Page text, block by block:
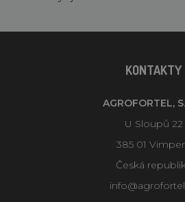
KONTAKTY
AGROFORTEL,
U Sloupů 22
385 01
Česká